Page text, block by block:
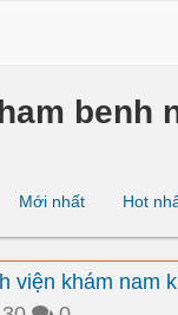
benh
Mới nhất Hot
viện khám nam